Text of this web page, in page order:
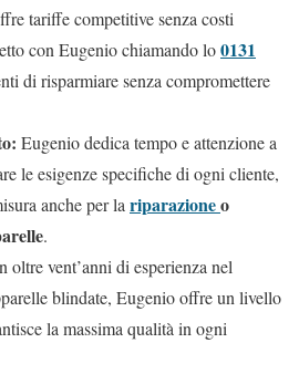
tariffe competitive senza costi
con Eugenio chiamando lo0131
di risparmiare senza compromettere
Eugenio dedica tempo e attenzione a
le esigenze specifiche di ogni cliente,
anche per la riparazioneo
.
oltre vent’anni di esperienza nel
blindate, Eugenio offre un livello
la massima qualità in ogni